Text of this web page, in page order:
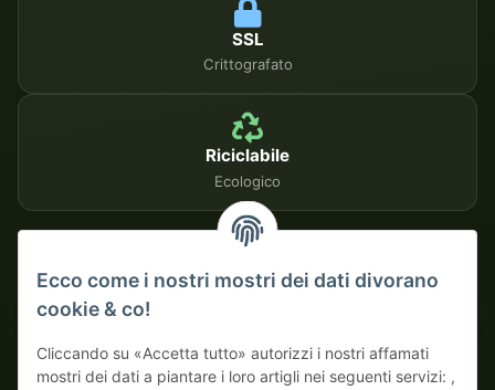
SSL
Crittografato
Riciclabile
Ecologico
Su fattura
Ecco come i nostri mostri dei dati divorano
cookie & co!
Cliccando su «Accetta tutto» autorizzi i nostri affamati
mostri dei dati a piantare i loro artigli nei seguenti servizi: ,